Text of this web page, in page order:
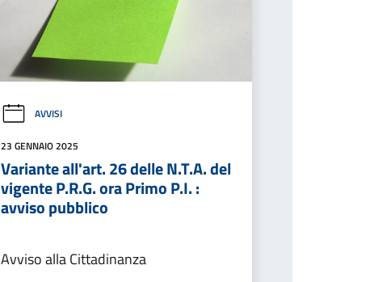
AVVISI
23 GENNAIO 2025
Variante all'art. 26 delle N.T.A. del
vigente P.R.G. ora Primo P.I. :
avviso pubblico
Avviso alla Cittadinanza